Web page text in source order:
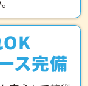
ス完備